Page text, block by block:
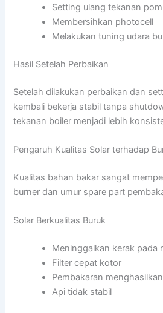
Setting ulang tekanan
Membersihkan photocell
Melakukan tuning udara
Hasil Setelah Perbaikan
Setelah dilakukan perbaikan dan
kembali bekerja stabil tanpa
tekanan boiler menjadi lebih
Pengaruh Kualitas Solar terhadap
Kualitas bahan bakar sangat
burner dan umur spare part
Solar Berkualitas Buruk
Meninggalkan kerak pada
Filter cepat kotor
Pembakaran
Api tidak stabil